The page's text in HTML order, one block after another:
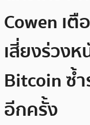
Cowen เ
เสี่ยงร่วง
Bitcoin ซ้
อีกครั้ง